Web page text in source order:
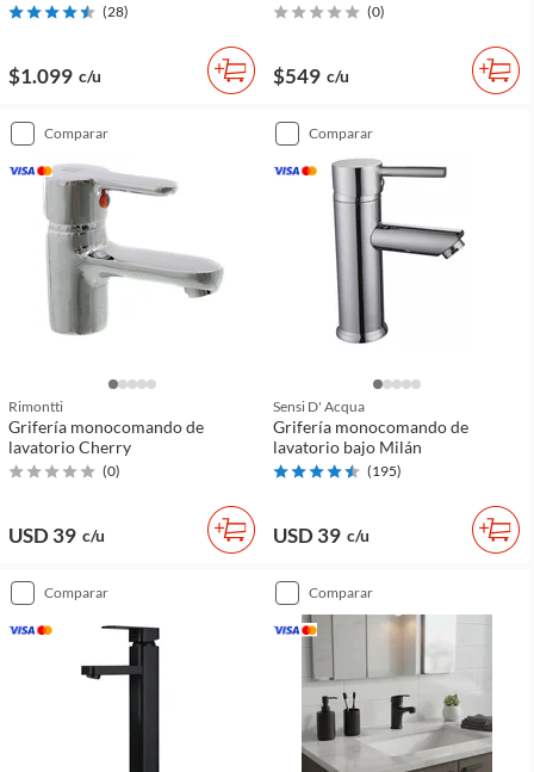
(28)
$1.099 c/u
(0)
$549 c/u
comparar
Rimontti
Grifería monocomando de
lavatorio Cherry
(0)
USD 39 c/u
comparar
Sensi D' Acqua
Grifería monocomando de
lavatorio bajo Milán
(195)
USD 39 c/u
comparar comparar